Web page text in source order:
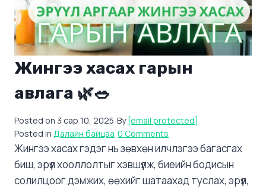
Жингээ хасах гарын
авлага 🌿🥗
Posted on 3 сар 10, 2025 By [email protected]
Posted in Далайн байцаа 0 Comments
Жингээ хасах гэдэг нь зөвхөн илчлэгээ багасгах
биш, эрүүл хооллолтыг хэвшүүлж, биеийн бодисын
солилцоог дэмжих, өөхийг шатаахад туслах, эрүүл,